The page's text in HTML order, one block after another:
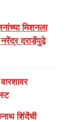
मिशनला
दराडेंपुढे
शिंदेंची